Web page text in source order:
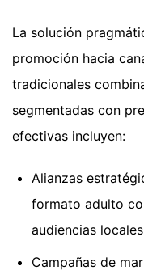
La solución
promoción hacia
tradicionales
segmentadas con
efectivas incluyen:
Alianzas
formato adulto
audiencias
Campañas de